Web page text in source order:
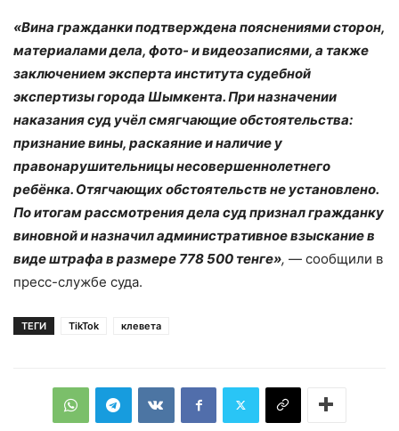
«Вина гражданки подтверждена пояснениями сторон,
материалами дела, фото- и видеозаписями, а также
заключением эксперта института судебной
экспертизы города Шымкента.При назначении
наказания суд учёл смягчающие обстоятельства:
признание вины, раскаяние и наличие у
правонарушительницы несовершеннолетнего
ребёнка. Отягчающих обстоятельств не установлено.
По итогам рассмотрения дела суд признал гражданку
виновной и назначил административное взыскание в
виде штрафа в размере 778 500 тенге», — сообщили в
пресс-службе суда.
ТЕГИ TikTok клевета